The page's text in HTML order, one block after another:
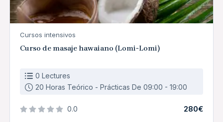
Cursos intensivos
Curso de masaje hawaiano (Lomi-Lomi)
0 Lectures
20 Horas Teórico - Prácticas De 09:00 - 19:00
0.0 280€